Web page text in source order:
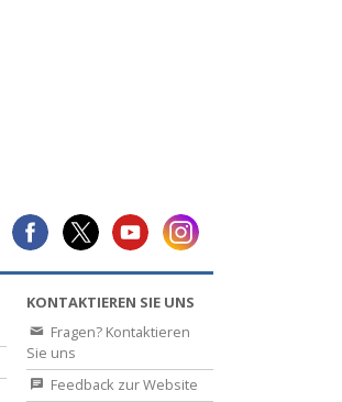
KONTAKTIEREN SIE UNS
Fragen? Kontaktieren
Sie uns
Feedback zur Website